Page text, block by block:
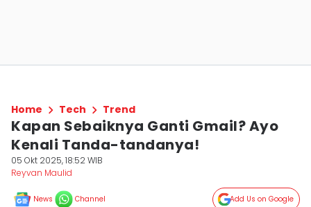
Home Tech Trend
Kapan Sebaiknya Ganti Gmail? Ayo
Kenali Tanda-tandanya!
05 Okt 2025, 18:52 WIB
Reyvan Maulid
News Channel Add Us on Google